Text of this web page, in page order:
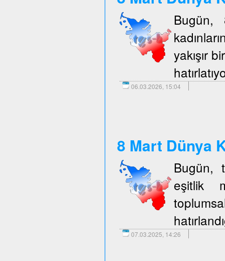
Bugün,
yakışır
06.03.2026, 15:04
8 Mart Dünya
Bugün,
eşitlik
07.03.2025, 14:26